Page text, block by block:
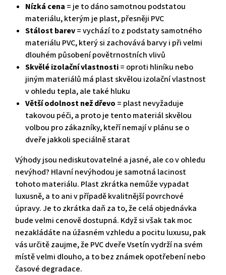
Nízká cena = je to dáno samotnou podstatou
materiálu, kterým je plast, přesněji PVC
Stálost barev= vychází to z podstaty samotného
materiálu PVC, který si zachovává barvy i při velmi
dlouhém působení povětrnostních vlivů
Skvělé izolační vlastnosti= oproti hliníku nebo
jiným materiálů má plast skvělou izolační vlastnost
v ohledu tepla, ale také hluku
Větší odolnost než dřevo = plast nevyžaduje
takovou péči, a proto je tento materiál skvělou
volbou pro zákazníky, kteří nemají v plánu se o
dveře jakkoli speciálně starat
Výhody jsou nediskutovatelné a jasné, ale co v ohledu
nevýhod? Hlavní nevýhodou je samotná lacinost
tohoto materiálu. Plast zkrátka nemůže vypadat
luxusně, a to ani v případě kvalitnější povrchové
úpravy. Je to zkrátka daň za to, že celá objednávka
bude velmi cenově dostupná. Když si však tak moc
nezakládáte na úžasném vzhledu a pocitu luxusu, pak
vás určitě zaujme, že PVC dveře Vsetínvydrží na svém
místě velmi dlouho, a to bez známek opotřebení nebo
časové degradace.